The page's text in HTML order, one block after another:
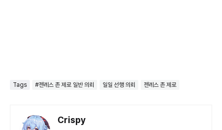
Tags #젠레스 존 제로 일반 의뢰 일일 선행 의뢰 젠레스 존 제로
Crispy